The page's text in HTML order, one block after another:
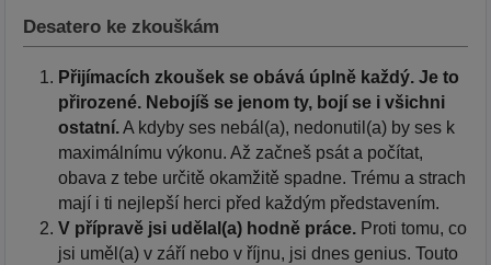
Desatero ke zkouškám
Přijímacích zkoušek se obává úplně každý. Je to
přirozené. Nebojíš se jenom ty, bojí se i všichni
ostatní.A kdyby ses nebál(a), nedonutil(a) by ses k
maximálnímu výkonu. Až začneš psát a počítat,
obava z tebe určitě okamžitě spadne. Trému a strach
mají i ti nejlepší herci před každým představením.
V přípravě jsi udělal(a) hodně práce. Proti tomu, co
jsi uměl(a) v září nebo v říjnu, jsi dnes genius. Touto